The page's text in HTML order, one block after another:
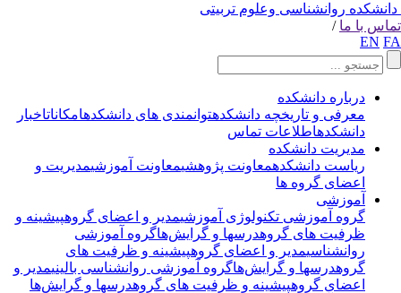
روانشناسی وعلوم تربیتی
با ما /
EN
درباره دانشکده
معرفی و تاریخچه دانشکدهتوانمندی های دانشکدهامکاناتاخبار
دانشکدهاطلاعات تماس
مدیریت دانشکده
ریاست دانشکدهمعاونت پژوهشیمعاونت آموزشیمدیریت و
اعضای گروه ها
آموزشی
گروه آموزشی تکنولوژی آموزشیمدیر و اعضای گروهپیشینه و
ظرفیت های گروهدرسها و گرایش‌هاگروه آموزشی
روانشناسیمدیر و اعضای گروهپیشینه و ظرفیت های
گروهدرسها و گرایش‌هاگروه آموزشی روانشناسی بالینیمدیر و
اعضای گروهپیشینه و ظرفیت های گروهدرسها و گرایش‌ها